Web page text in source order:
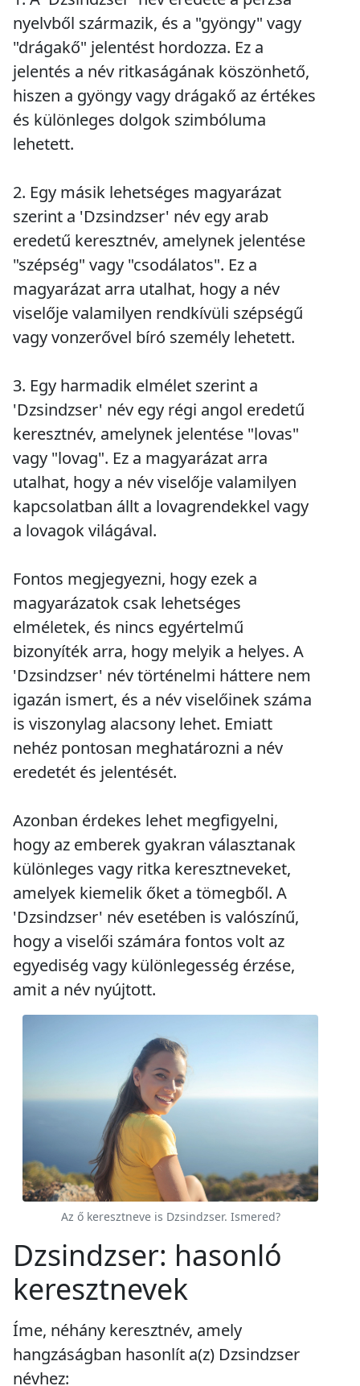
nyelvből származik, és a "gyöngy" vagy
"drágakő" jelentést hordozza. Ez a
jelentés a név ritkaságának köszönhető,
hiszen a gyöngy vagy drágakő az értékes
és különleges dolgok szimbóluma
lehetett.
2. Egy másik lehetséges magyarázat
szerint a 'Dzsindzser' név egy arab
eredetű keresztnév, amelynek jelentése
"szépség" vagy "csodálatos". Ez a
magyarázat arra utalhat, hogy a név
viselője valamilyen rendkívüli szépségű
vagy vonzerővel bíró személy lehetett.
3. Egy harmadik elmélet szerint a
'Dzsindzser' név egy régi angol eredetű
keresztnév, amelynek jelentése "lovas"
vagy "lovag". Ez a magyarázat arra
utalhat, hogy a név viselője valamilyen
kapcsolatban állt a lovagrendekkel vagy
a lovagok világával.
Fontos megjegyezni, hogy ezek a
magyarázatok csak lehetséges
elméletek, és nincs egyértelmű
bizonyíték arra, hogy melyik a helyes. A
'Dzsindzser' név történelmi háttere nem
igazán ismert, és a név viselőinek száma
is viszonylag alacsony lehet. Emiatt
nehéz pontosan meghatározni a név
eredetét és jelentését.
Azonban érdekes lehet megfigyelni,
hogy az emberek gyakran választanak
különleges vagy ritka keresztneveket,
amelyek kiemelik őket a tömegből. A
'Dzsindzser' név esetében is valószínű,
hogy a viselői számára fontos volt az
egyediség vagy különlegesség érzése,
amit a név nyújtott.
Az ő keresztneve is Dzsindzser. Ismered?
Dzsindzser: hasonló
keresztnevek
Íme, néhány keresztnév, amely
hangzáságban hasonlít a(z) Dzsindzser
névhez: